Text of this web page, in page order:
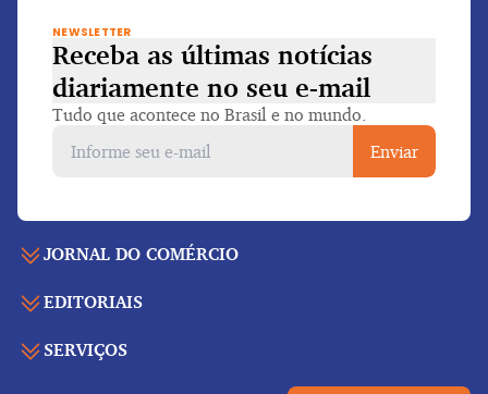
JORNAL DO COMÉRCIO
Capa
EDITORIAIS
Economia
SERVIÇOS
NEWSLETTER
Receba as últimas notícias
diariamente no seu e-mail
Tudo que acontece no Brasil e no mundo.
Enviar